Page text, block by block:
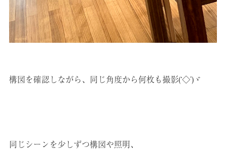
構図を確認しながら、同じ角度から何枚も撮影(‘◇’)ゞ
同じシーンを少しずつ構図や照明、